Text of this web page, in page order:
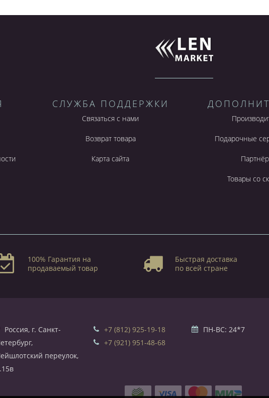
СЛУЖБА ПОДДЕРЖКИ
Связаться с нами
Возврат товара
Карта сайта
Подарочные
Товары со
100% Гарантия на
продаваемый товар
Быстрая доставка
по всей стране
Россия, г. Санкт-
переулок,
+7 (812) 925-19-18
+7 (921) 951-48-68
ПН-ВС: 24*7